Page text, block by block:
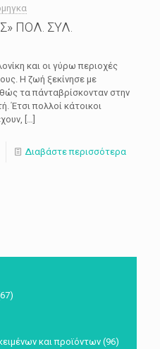
ΠΟΛ. ΣΥΛ.
και οι γύρω περιοχές
Η ζωή ξεκίνησε µε
τα πάνταβρίσκονταν στην
Έτσι πολλοί κάτοικοι
Διαβάστε περισσότερα
και προϊόντων(96)